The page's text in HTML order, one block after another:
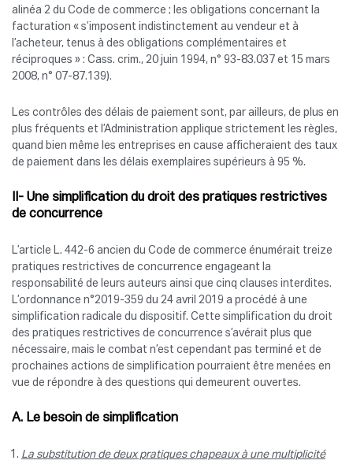
alinéa 2 du Code de commerce ; les obligations concernant la
facturation « s’imposent indistinctement au vendeur et à
l’acheteur, tenus à des obligations complémentaires et
réciproques » : Cass. crim., 20 juin 1994, n° 93-83.037 et 15 mars
2008, n° 07-87.139).
Les contrôles des délais de paiement sont, par ailleurs, de plus en
plus fréquents et l’Administration applique strictement les règles,
quand bien même les entreprises en cause afficheraient des taux
de paiement dans les délais exemplaires supérieurs à 95 %.
II- Une simplification du droit des pratiques restrictives
de concurrence
L’article L. 442-6 ancien du Code de commerce énumérait treize
pratiques restrictives de concurrence engageant la
responsabilité de leurs auteurs ainsi que cinq clauses interdites.
L’ordonnance n°2019-359 du 24 avril 2019 a procédé à une
simplification radicale du dispositif. Cette simplification du droit
des pratiques restrictives de concurrence s’avérait plus que
nécessaire, mais le combat n’est cependant pas terminé et de
prochaines actions de simplification pourraient être menées en
vue de répondre à des questions qui demeurent ouvertes.
A. Le besoin de simplification
La substitution de deux pratiques chapeaux à une multiplicité